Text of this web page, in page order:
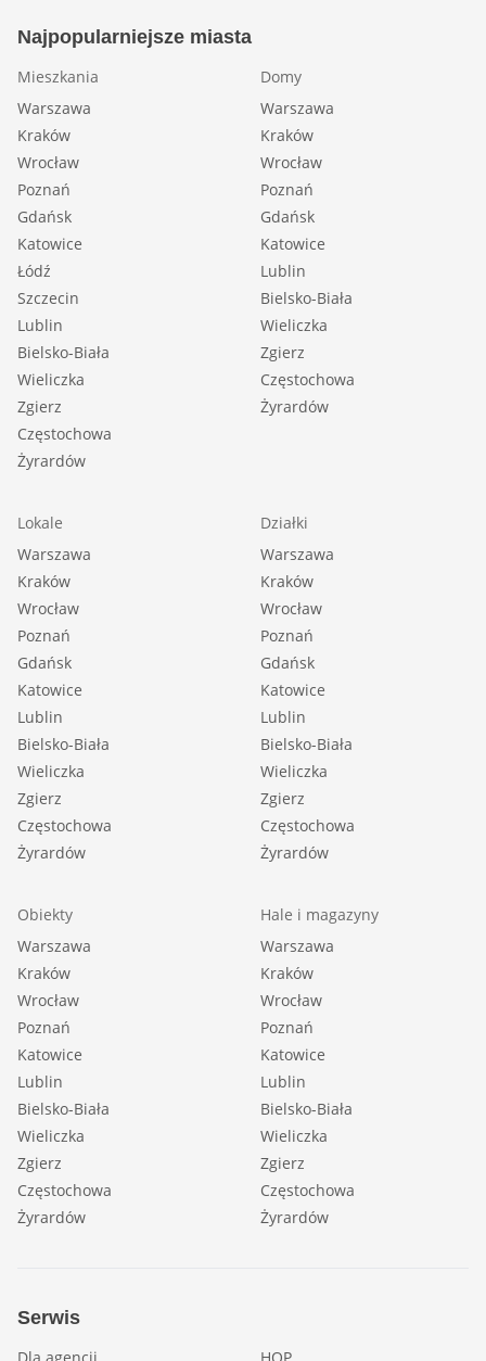
Najpopularniejsze miasta
Mieszkania
Warszawa
Kraków
Wrocław
Poznań
Gdańsk
Katowice
Łódź
Szczecin
Lublin
Bielsko-Biała
Wieliczka
Zgierz
Częstochowa
Żyrardów
Domy
Warszawa
Kraków
Wrocław
Poznań
Gdańsk
Katowice
Lublin
Bielsko-Biała
Wieliczka
Zgierz
Częstochowa
Żyrardów
Lokale
Warszawa
Kraków
Wrocław
Poznań
Gdańsk
Katowice
Lublin
Bielsko-Biała
Wieliczka
Zgierz
Częstochowa
Żyrardów
Działki
Warszawa
Kraków
Wrocław
Poznań
Gdańsk
Katowice
Lublin
Bielsko-Biała
Wieliczka
Zgierz
Częstochowa
Żyrardów
Obiekty
Warszawa
Kraków
Wrocław
Poznań
Katowice
Lublin
Bielsko-Biała
Wieliczka
Zgierz
Częstochowa
Żyrardów
Hale i magazyny
Warszawa
Kraków
Wrocław
Poznań
Katowice
Lublin
Bielsko-Biała
Wieliczka
Zgierz
Częstochowa
Żyrardów
Serwis